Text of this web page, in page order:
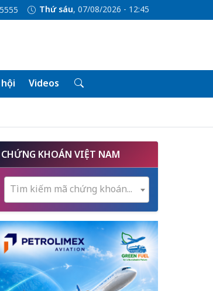
Thứ sáu, 07/08/2026 - 12:45
Videos
CHỨNG KHOÁN VIỆT NAM
Tìm kiếm mã chứng khoán...